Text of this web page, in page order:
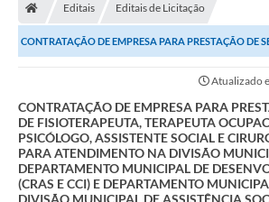
Editais
Telefones Úteis
Turismo
Acesso a Informação
Contato
Editais Editais de Licitação
CONTRATAÇÃO DE EMPRESA PARA PRESTAÇÃO DE
Atualizado
CONTRATAÇÃO DE EMPRESA PARA
DE FISIOTERAPEUTA, TERAPEUTA
PSICÓLOGO, ASSISTENTE SOCIAL E
PARA ATENDIMENTO NA DIVISÃO
DEPARTAMENTO MUNICIPAL DE
(CRAS E CCI) E DEPARTAMENTO